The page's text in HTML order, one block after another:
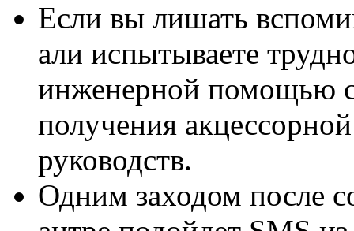
Если вы лишать
али испытываете
инженерной помощью
получения
руководств.
Одним заходом после